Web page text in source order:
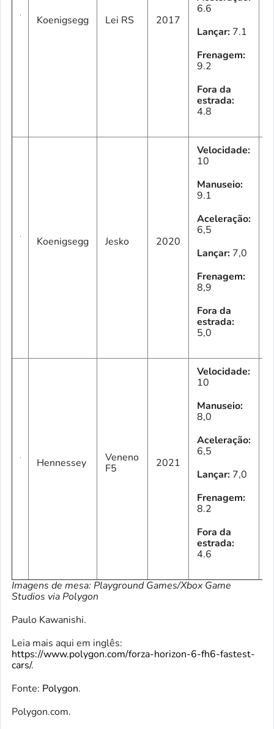
Koenigsegg Lei RS 2017
6.6
Lançar:7.1
Frenagem:
9.2
Fora da
estrada:
4.8
Koenigsegg Jesko 2020
Velocidade:
10
Manuseio:
9.1
Aceleração:
6,5
Lançar:7,0
Frenagem:
8,9
Fora da
estrada:
5,0
Hennessey
Veneno
F5
2021
Velocidade:
10
Manuseio:
8,0
Aceleração:
6,5
Lançar:7,0
Frenagem:
8.2
Fora da
estrada:
4.6
Imagens de mesa: Playground Games/Xbox Game
Studios via Polygon
Paulo Kawanishi.
Leia mais aqui em inglês:
https://www.polygon.com/forza-horizon-6-fh6-fastest-
cars/.
Fonte: Polygon.
Polygon.com.